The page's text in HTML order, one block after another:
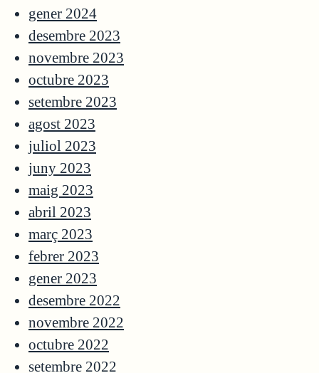
gener 2024
desembre 2023
novembre 2023
octubre 2023
setembre 2023
agost 2023
juliol 2023
juny 2023
maig 2023
abril 2023
març 2023
febrer 2023
gener 2023
desembre 2022
novembre 2022
octubre 2022
setembre 2022